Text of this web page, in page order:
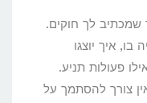
לך חוקים.
איך יוצגו
פעולות תניע.
צורך להסתמך על